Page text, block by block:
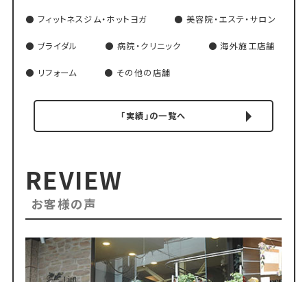
フィットネスジム・ホットヨガ 美容院・エステ・サロン
ブライダル 病院・クリニック 海外施工店舗
リフォーム その他の店舗
「実績」の一覧へ
REVIEW
お客様の声